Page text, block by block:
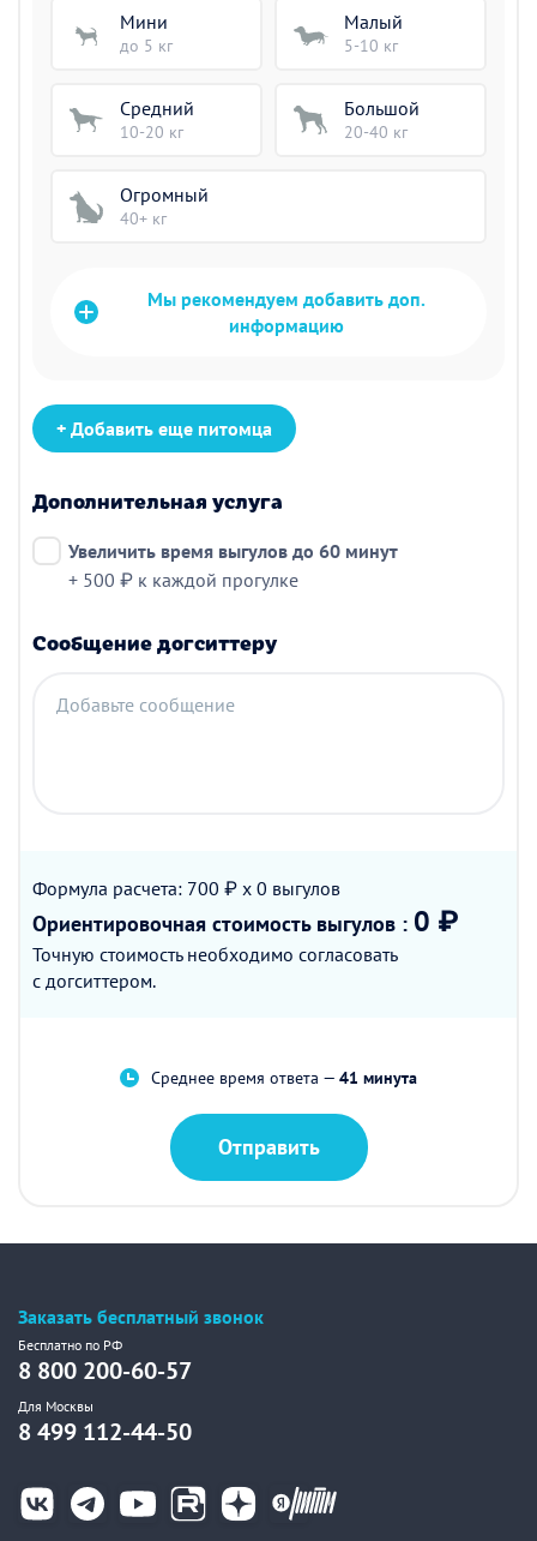
Мини
до 5 кг
Малый
5-10 кг
Средний
10-20 кг
Большой
20-40 кг
Огромный
40+ кг
Мы рекомендуем добавить доп.
информацию
+ Добавить еще питомца
Дополнительная услуга
Увеличить время выгулов до 60 минут
+ 500 ₽ к каждой прогулке
Сообщение догситтеру
Добавьте сообщение
Формула расчета: 700 ₽ x 0 выгулов
Ориентировочная стоимость выгулов : 0 ₽
Точную стоимость необходимо согласовать
с догситтером.
Среднее время ответа — 41 минута
Отправить
Заказать бесплатный звонок
Бесплатно по РФ
8 800 200-60-57
Для Москвы
8 499 112-44-50